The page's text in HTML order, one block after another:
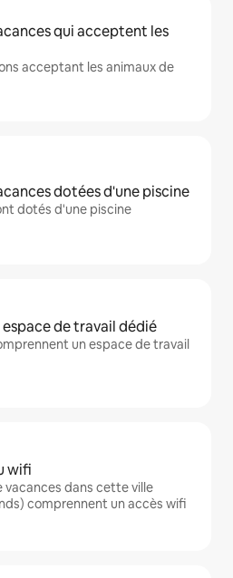
qui acceptent les
acceptant les animaux de
dotées d'une piscine
dotés d'une piscine
de travail dédié
un espace de travail
wifi
vacances dans cette ville
comprennent un accès wifi